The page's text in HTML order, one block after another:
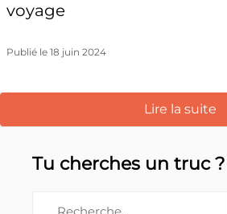
voyage
Publié le 18 juin 2024
Lire la suite
Tu cherches un truc ?